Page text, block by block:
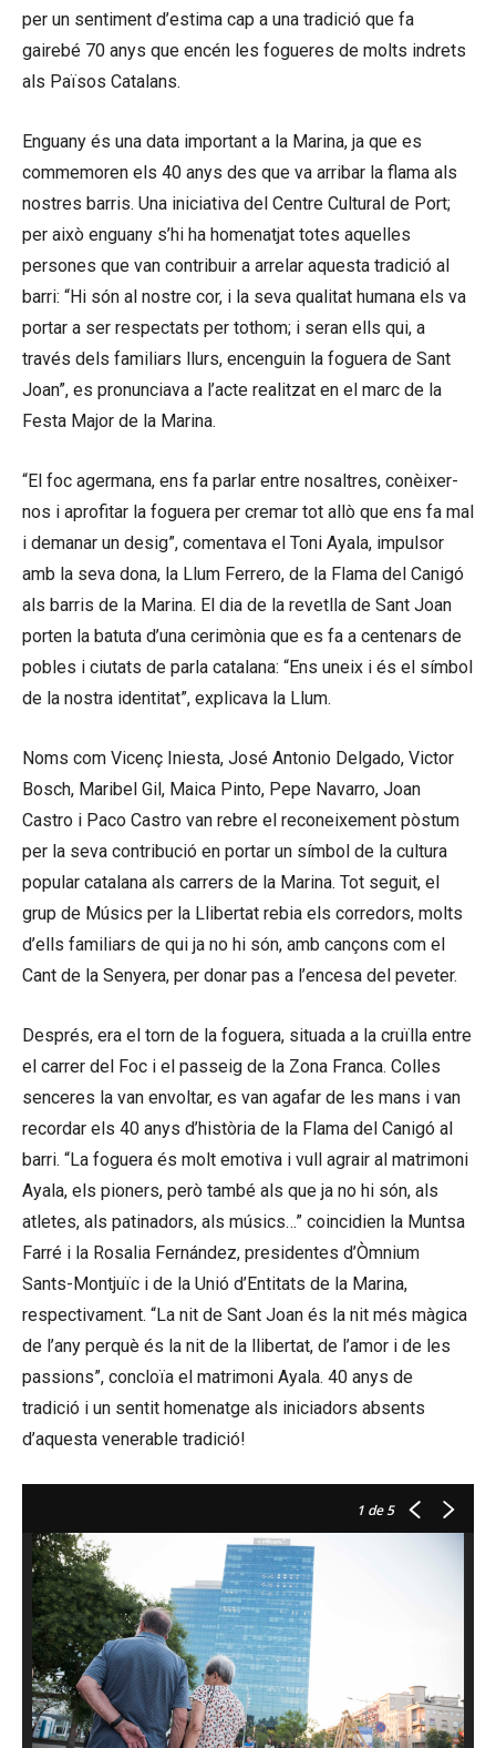
per un sentiment d’estima cap a una tradició que fa
gairebé 70 anys que encén les fogueres de molts indrets
als Països Catalans.
Enguany és una data important a la Marina, ja que es
commemoren els 40 anys des que va arribar la flama als
nostres barris. Una iniciativa del Centre Cultural de Port;
per això enguany s’hi ha homenatjat totes aquelles
persones que van contribuir a arrelar aquesta tradició al
barri: “Hi són al nostre cor, i la seva qualitat humana els va
portar a ser respectats per tothom; i seran ells qui, a
través dels familiars llurs, encenguin la foguera de Sant
Joan”, es pronunciava a l’acte realitzat en el marc de la
Festa Major de la Marina.
“El foc agermana, ens fa parlar entre nosaltres, conèixer-
nos i aprofitar la foguera per cremar tot allò que ens fa mal
i demanar un desig”, comentava el Toni Ayala, impulsor
amb la seva dona, la Llum Ferrero, de la Flama del Canigó
als barris de la Marina. El dia de la revetlla de Sant Joan
porten la batuta d’una cerimònia que es fa a centenars de
pobles i ciutats de parla catalana: “Ens uneix i és el símbol
de la nostra identitat”, explicava la Llum.
Noms com Vicenç Iniesta, José Antonio Delgado, Victor
Bosch, Maribel Gil, Maica Pinto, Pepe Navarro, Joan
Castro i Paco Castro van rebre el reconeixement pòstum
per la seva contribució en portar un símbol de la cultura
popular catalana als carrers de la Marina. Tot seguit, el
grup de Músics per la Llibertat rebia els corredors, molts
d’ells familiars de qui ja no hi són, amb cançons com el
Cant de la Senyera, per donar pas a l’encesa del peveter.
Després, era el torn de la foguera, situada a la cruïlla entre
el carrer del Foc i el passeig de la Zona Franca. Colles
senceres la van envoltar, es van agafar de les mans i van
recordar els 40 anys d’història de la Flama del Canigó al
barri. “La foguera és molt emotiva i vull agrair al matrimoni
Ayala, els pioners, però també als que ja no hi són, als
atletes, als patinadors, als músics…” coincidien la Muntsa
Farré i la Rosalia Fernández, presidentes d’Òmnium
Sants-Montjuïc i de la Unió d’Entitats de la Marina,
respectivament. “La nit de Sant Joan és la nit més màgica
de l’any perquè és la nit de la llibertat, de l’amor i de les
passions”, concloïa el matrimoni Ayala. 40 anys de
tradició i un sentit homenatge als iniciadors absents
d’aquesta venerable tradició!
1 de 5